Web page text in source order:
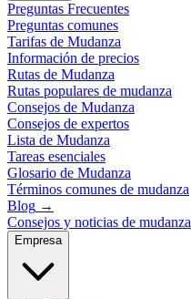
Preguntas Frecuentes
Preguntas comunes
Tarifas de Mudanza
Información de precios
Rutas de Mudanza
Rutas populares de mudanza
Consejos de Mudanza
Consejos de expertos
Lista de Mudanza
Tareas esenciales
Glosario de Mudanza
Términos comunes de mudanza
Blog →
Consejos y noticias de mudanza
Empresa